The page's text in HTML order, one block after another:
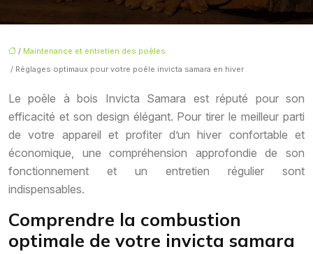
/ Maintenance et entretien des poêles
/ Réglages optimaux pour votre poêle invicta samara en hiver
Le poêle à bois Invicta Samara est réputé pour son
efficacité et son design élégant. Pour tirer le meilleur parti
de votre appareil et profiter d’un hiver confortable et
économique, une compréhension approfondie de son
fonctionnement et un entretien régulier sont
indispensables.
Comprendre la combustion
optimale de votre invicta samara